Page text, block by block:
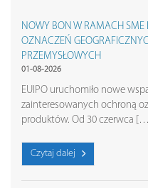
NOWY BON W RAMACH
OZNACZEŃ
PRZEMYSŁOWYCH
01-08-2026
EUIPO uruchomiło nowe
zainteresowanych ochroną
produktów. Od 30 czerwca […]
Czytaj dalej